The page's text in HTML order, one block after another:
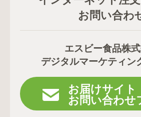
お問い合わ
エスビー食品株
デジタルマーケティン
お届けサイト
お問い合わせ